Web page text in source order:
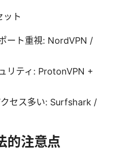
ット
ート重視: NordVPN /
リティ: ProtonVPN +
クセス多い: Surfshark /
的注意点